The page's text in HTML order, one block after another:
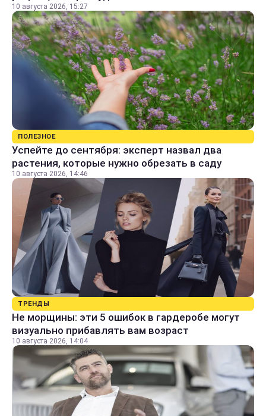
10 августа 2026, 15:27
ПОЛЕЗНОЕ
Успейте до сентября: эксперт назвал два
растения, которые нужно обрезать в саду
10 августа 2026, 14:46
ТРЕНДЫ
Не морщины: эти 5 ошибок в гардеробе могут
визуально прибавлять вам возраст
10 августа 2026, 14:04